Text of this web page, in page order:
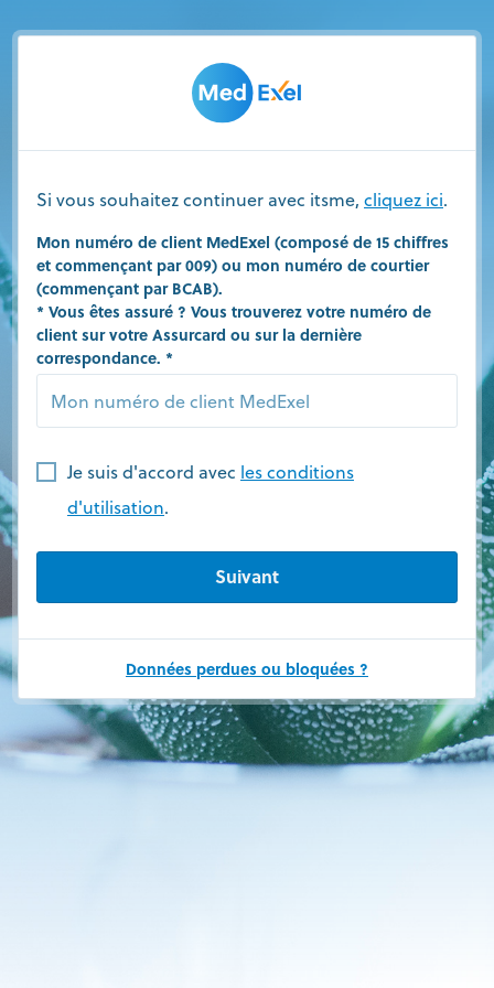
Si vous souhaitez continuer avec itsme, cliquez ici.
Mon numéro de client MedExel (composé de 15 chiffres
et commençant par 009) ou mon numéro de courtier
(commençant par BCAB).
* Vous êtes assuré ? Vous trouverez votre numéro de
client sur votre Assurcard ou sur la dernière
correspondance.
Je suis d'accord avec les conditions
d'utilisation.
Données perdues ou bloquées ?